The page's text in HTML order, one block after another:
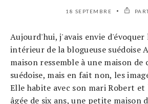
18 SEPTEMBRE
Aujourd'hui, j'avais envie
intérieur de la blogueuse suédoise
maison ressemble à une maison de
suédoise, mais en fait non, les
Elle habite avec son mari Robert
âgée de six ans, une petite maison